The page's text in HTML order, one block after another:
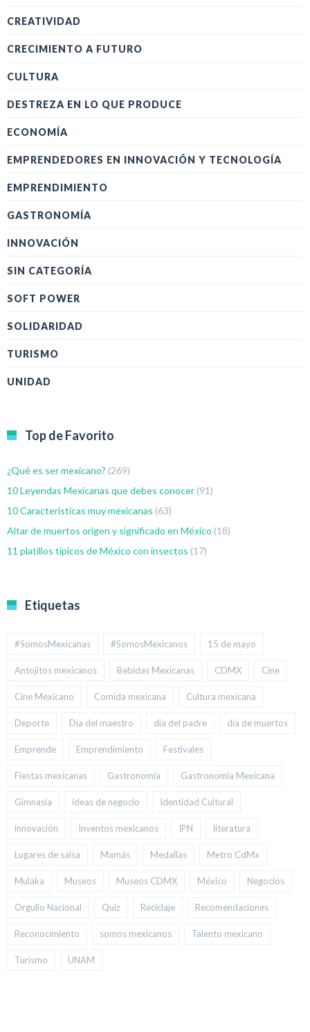
CREATIVIDAD
CRECIMIENTO A FUTURO
CULTURA
DESTREZA EN LO QUE PRODUCE
ECONOMÍA
EMPRENDEDORES EN INNOVACIÓN Y TECNOLOGÍA
EMPRENDIMIENTO
GASTRONOMÍA
INNOVACIÓN
SIN CATEGORÍA
SOFT POWER
SOLIDARIDAD
TURISMO
UNIDAD
Top de Favorito
¿Qué es ser mexicano? (269)
10 Leyendas Mexicanas que debes conocer (91)
10 Características muy mexicanas (63)
Altar de muertos origen y significado en México (18)
11 platillos típicos de México con insectos (17)
Etiquetas
#SomosMexicanas #SomosMexicanos 15 de mayo
Antojitos mexicanos Bebidas Mexicanas CDMX Cine
Cine Mexicano Comida mexicana Cultura mexicana
Deporte Día del maestro día del padre día de muertos
Emprende Emprendimiento Festivales
Fiestas mexicanas Gastronomía Gastronomía Mexicana
Gimnasia ideas de negocio Identidad Cultural
innovación Inventos mexicanos IPN literatura
Lugares de salsa Mamás Medallas Metro CdMx
Mulaka Museos Museos CDMX México Negocios
Orgullo Nacional Quiz Reciclaje Recomendaciones
Reconocimiento somos mexicanos Talento mexicano
Turismo UNAM